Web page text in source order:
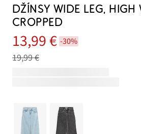
DŽÍNSY WIDE LEG, HIGH
CROPPED
13,99 € -30%
19,99 €